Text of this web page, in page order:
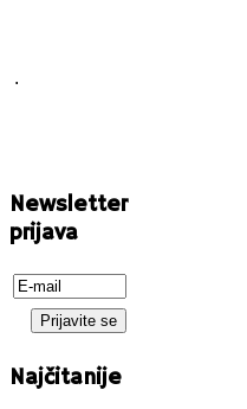
.
Newsletter
prijava
Najčitanije